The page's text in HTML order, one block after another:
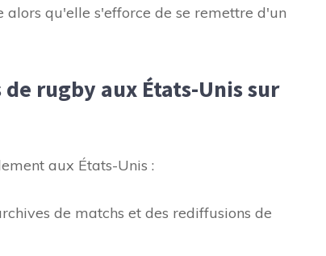
qu'elle s'efforce de se remettre d'un
rugby aux États-Unis sur
aux États-Unis :
de matchs et des rediffusions de